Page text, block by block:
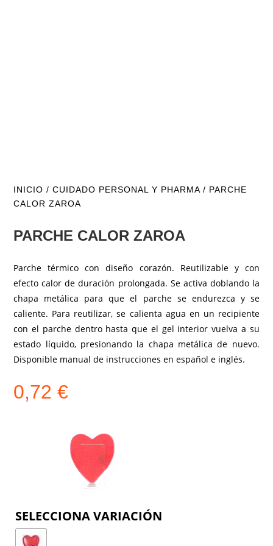
INICIO /CUIDADO PERSONAL Y PHARMA / PARCHE
CALOR ZAROA
PARCHE CALOR ZAROA
Parche térmico con diseño corazón. Reutilizable y con
efecto calor de duración prolongada. Se activa doblando la
chapa metálica para que el parche se endurezca y se
caliente. Para reutilizar, se calienta agua en un recipiente
con el parche dentro hasta que el gel interior vuelva a su
estado líquido, presionando la chapa metálica de nuevo.
Disponible manual de instrucciones en español e inglés.
0,72€